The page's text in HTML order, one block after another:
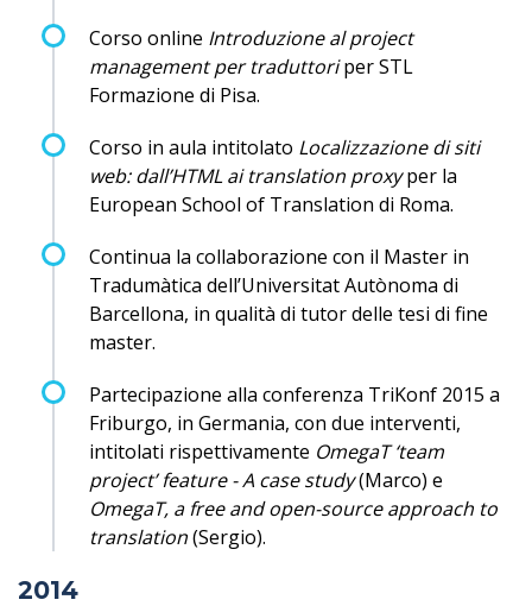
Corso online Introduzione al project
management per traduttoriper STL
Formazione di Pisa.
Corso in aula intitolato Localizzazione di siti
web: dall’HTML ai translation proxyper la
European School of Translation di Roma.
Continua la collaborazione con il Master in
Tradumàtica dell’Universitat Autònoma di
Barcellona, in qualità di tutor delle tesi di fine
master.
Partecipazione alla conferenza TriKonf 2015 a
Friburgo, in Germania, con due interventi,
intitolati rispettivamente OmegaT ‘team
project’ feature - A case study(Marco) e
OmegaT, a free and open-source approach to
translation(Sergio).
2014